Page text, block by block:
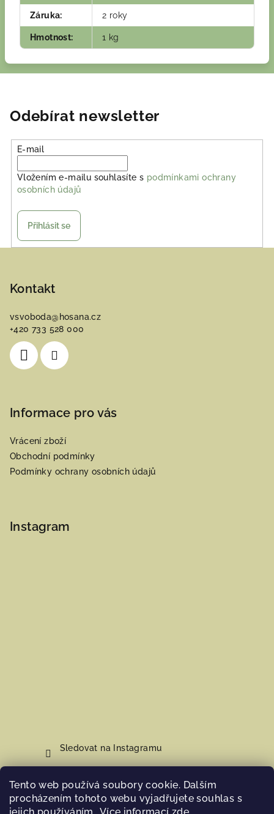
Tento web používá soubory cookie. Dalším
procházením tohoto webu vyjadřujete souhlas s
Záruka: 2 roky
Hmotnost: 1 kg
Odebírat newsletter
E-mail
Vložením e-mailu souhlasíte s podmínkami ochrany
osobních údajů
Přihlásit se
Kontakt
vsvoboda@ hosana.cz
+420 733 528 000
Informace pro vás
Vrácení zboží
Obchodní podmínky
Podmínky ochrany osobních údajů
Instagram
Sledovat na Instagramu
Nákupní košík